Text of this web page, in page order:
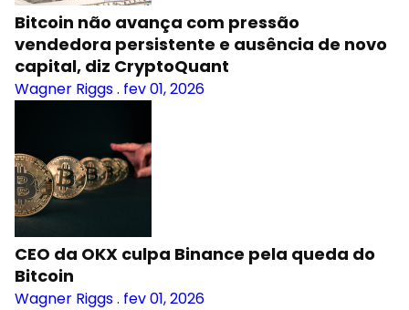
Bitcoin não avança com pressão
vendedora persistente e ausência de novo
capital, diz CryptoQuant
Wagner Riggs. fev 01, 2026
CEO da OKX culpa Binance pela queda do
Bitcoin
Wagner Riggs. fev 01, 2026